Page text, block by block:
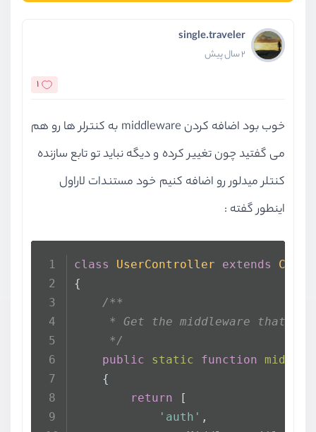
single.traveler
2 سال پیش
1
خوب بود اضافه کردن middleware به کنترلر ها رو هم
می گفتید چون تغییر کرده و دیگه نباید تو تابع سازنده
کنتلر میدلور رو اضافه کنیم خود مستندات لاراول
اینطور گفته :
class UserController extends
{
/**
* Get the middleware that
     */
public
static function
    {
return [
'auth' ,